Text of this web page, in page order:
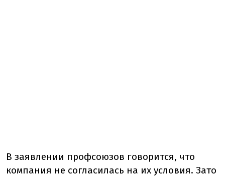
В заявлении профсоюзов говорится, что
компания не согласилась на их условия. Зато